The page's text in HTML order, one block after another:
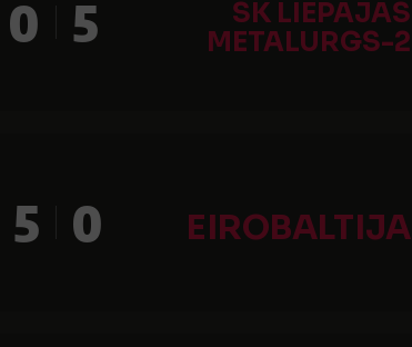
0
SK LIEPĀJAS
METALURGS-2
5
5 EIROBALTIJA
0